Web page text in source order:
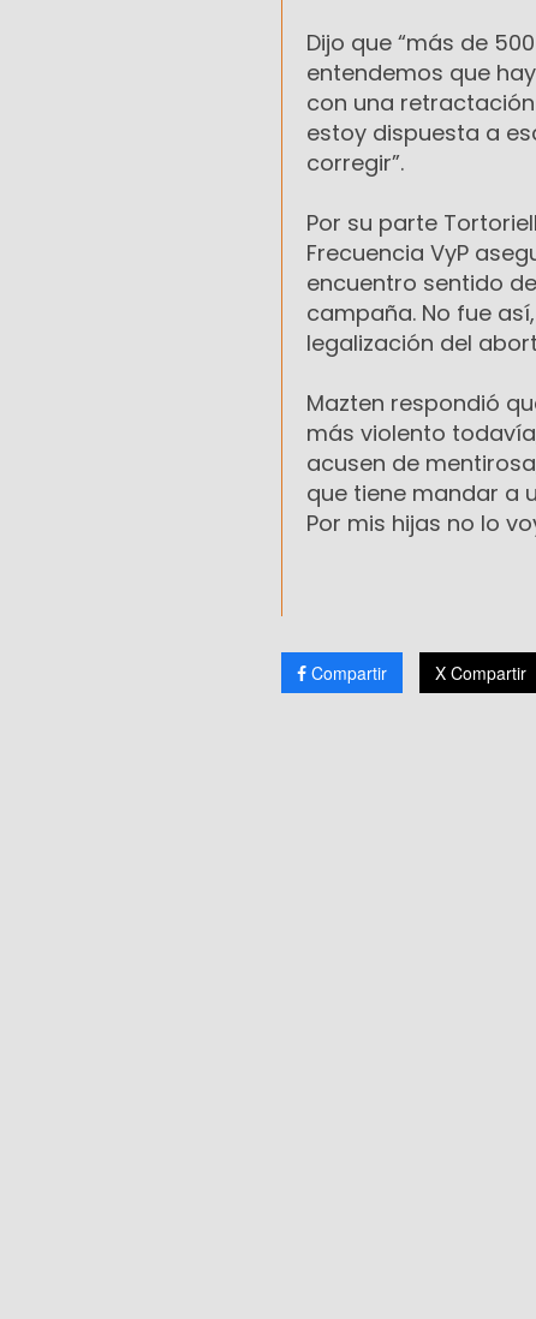
Dijo que “más de
entendemos que
con una
estoy dispuesta a
corregir”.
Por su parte
Frecuencia VyP
encuentro sentido
campaña. No fue
legalización del
Mazten respondió
más violento
acusen de
que tiene mandar a
Por mis hijas no lo
Compartir X Compartir